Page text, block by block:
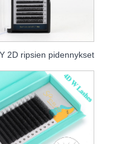
2D ripsien pidennykset